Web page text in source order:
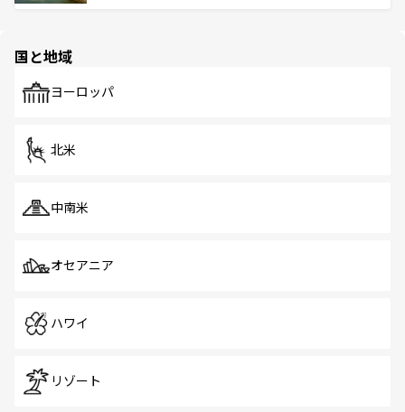
で、ホーカーズは地元の風情を楽しめる外せないスポット
国と地域
ヨーロッパ
北米
中南米
オセアニア
ハワイ
リゾート